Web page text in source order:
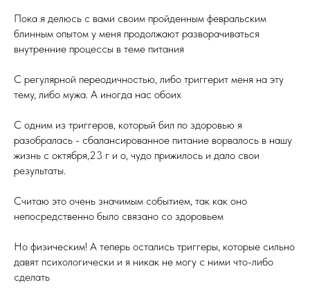
Пока я делюсь с вами своим пройденным февральским
блинным опытом у меня продолжают разворачиваться
внутренние процессы в теме питания
С регулярной переодичностью, либо триггерит меня на эту
тему, либо мужа. А иногда нас обоих
С одним из триггеров, который бил по здоровью я
разобралась - сбалансированное питание ворвалось в нашу
жизнь с октября,23 г и о, чудо прижилось и дало свои
результаты.
Считаю это очень значимым событием, так как оно
непосредственно было связано со здоровьем
Но физическим! А теперь остались триггеры, которые сильно
давят психологически и я никак не могу с ними что-либо
сделать